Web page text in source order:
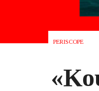
PERISCOPE